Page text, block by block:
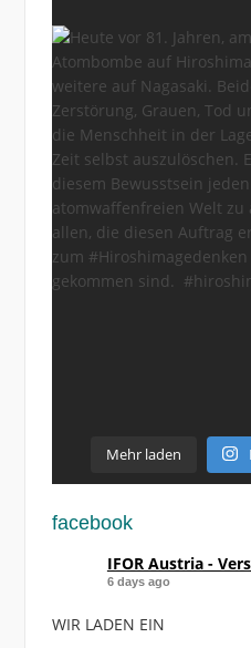
Mehr laden
facebook
IFOR Austria -
6 days ago
WIR LADEN EIN